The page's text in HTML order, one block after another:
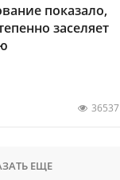
показало,
заселяет
36537
ЕЩЕ